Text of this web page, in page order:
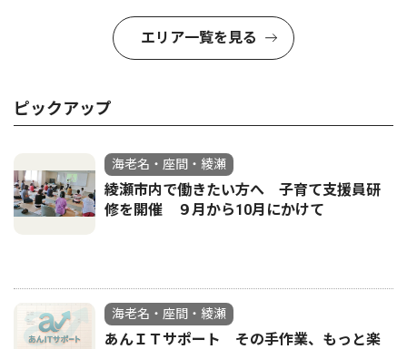
エリア一覧を見る
ピックアップ
海老名・座間・綾瀬
綾瀬市内で働きたい方へ 子育て支援員研
修を開催 ９月から10月にかけて
海老名・座間・綾瀬
あんＩＴサポート その手作業、もっと楽